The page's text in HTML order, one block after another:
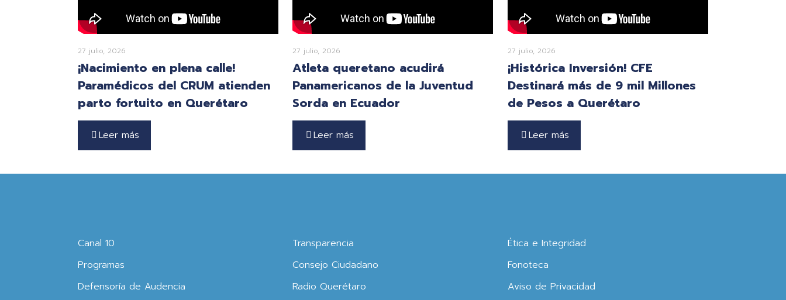
27 julio, 2026
¡Nacimiento en plena calle!
Paramédicos del CRUM atienden
parto fortuito en Querétaro
Leer más
27 julio, 2026
Atleta queretano acudirá
Panamericanos de la Juventud
Sorda en Ecuador
Leer más
27 julio, 2026
¡Histórica Inversión! CFE
Destinará más de 9 mil Millones
de Pesos a Querétaro
Leer más
Canal 10
Programas
Defensoría de Audencia
Transparencia
Consejo Ciudadano
Radio Querétaro
Ética e Integridad
Fonoteca
Aviso de Privacidad